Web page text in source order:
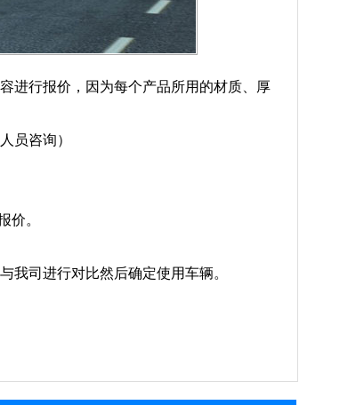
进行报价，因为每个产品所用的材质、厚
员咨询）
价。
我司进行对比然后确定使用车辆。